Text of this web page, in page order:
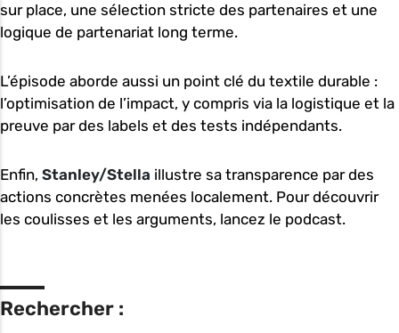
sur place, une sélection stricte des partenaires et une
logique de partenariat long terme.
L’épisode aborde aussi un point clé du textile durable :
l’optimisation de l’impact, y compris via la logistique et la
preuve par des labels et des tests indépendants.
Enfin, Stanley/Stella illustre sa transparence par des
actions concrètes menées localement. Pour découvrir
les coulisses et les arguments, lancez le podcast.
Rechercher :